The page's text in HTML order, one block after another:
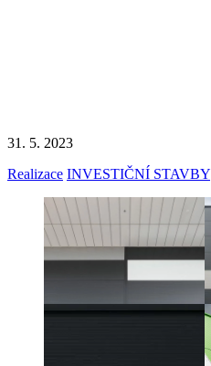
31. 5. 2023
Realizace INVESTIČNÍ STAVBY